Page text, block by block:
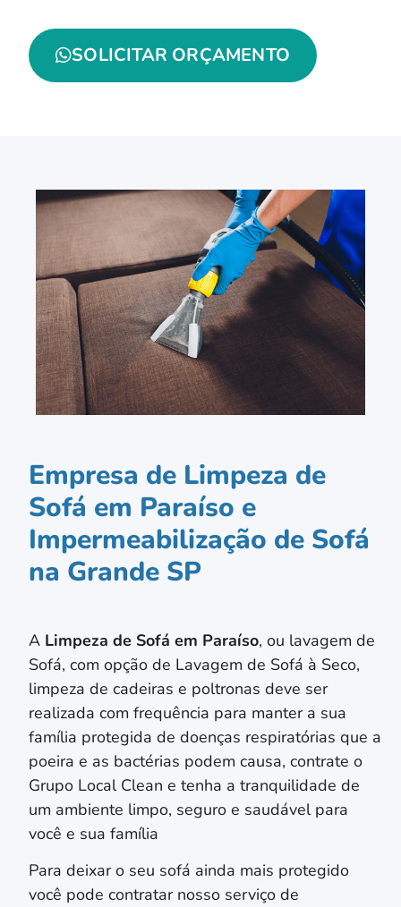
SOLICITAR ORÇAMENTO
Empresa de Limpeza de
Sofá em Paraíso e
Impermeabilização de Sofá
na Grande SP
A Limpeza de Sofá em Paraíso, ou lavagem de
Sofá, com opção de Lavagem de Sofá à Seco,
limpeza de cadeiras e poltronas deve ser
realizada com frequência para manter a sua
família protegida de doenças respiratórias que a
poeira e as bactérias podem causa, contrate o
Grupo Local Clean e tenha a tranquilidade de
um ambiente limpo, seguro e saudável para
você e sua família
Para deixar o seu sofá ainda mais protegido
você pode contratar nosso serviço de